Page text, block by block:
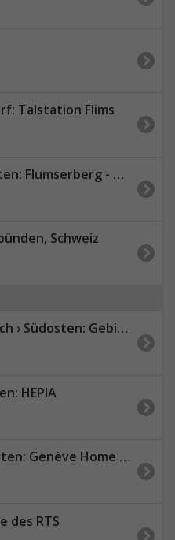
Talstation Flims
Flumserberg - Prodalp
Schweiz
Gebidum - Glishorn - Monte Leone
HEPIA
information - Plaine de Plainpalais
des RTS